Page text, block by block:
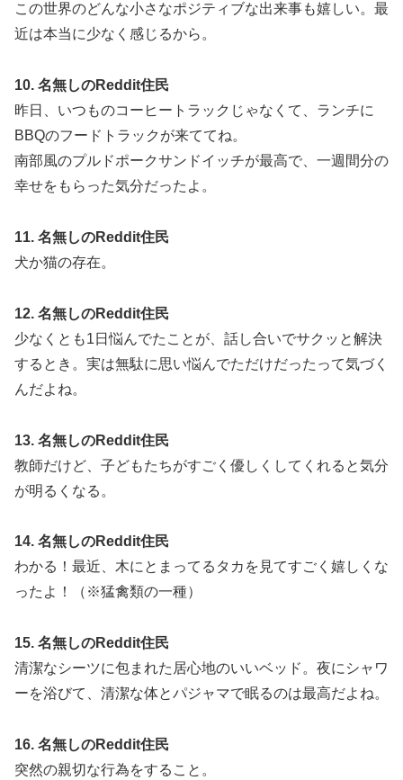
この世界のどんな小さなポジティブな出来事も嬉しい。最
近は本当に少なく感じるから。
10. 名無しのReddit住民
昨日、いつものコーヒートラックじゃなくて、ランチに
BBQのフードトラックが来ててね。
南部風のプルドポークサンドイッチが最高で、一週間分の
幸せをもらった気分だったよ。
11. 名無しのReddit住民
犬か猫の存在。
12. 名無しのReddit住民
少なくとも1日悩んでたことが、話し合いでサクッと解決
するとき。実は無駄に思い悩んでただけだったって気づく
んだよね。
13. 名無しのReddit住民
教師だけど、子どもたちがすごく優しくしてくれると気分
が明るくなる。
14. 名無しのReddit住民
わかる！最近、木にとまってるタカを見てすごく嬉しくな
ったよ！（※猛禽類の一種）
15. 名無しのReddit住民
清潔なシーツに包まれた居心地のいいベッド。夜にシャワ
ーを浴びて、清潔な体とパジャマで眠るのは最高だよね。
16. 名無しのReddit住民
突然の親切な行為をすること。